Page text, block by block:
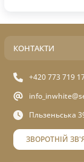
КОНТАКТИ
+420 773 719
Пльзеньська
ЗВОРОТНІЙ